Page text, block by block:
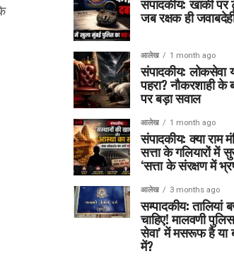
जब रक्षक ही
आलेख 1 month ago
संपादकीय: लोकसेवा
पहरा? नौकरशाही
पर बड़ा सवाल
आलेख 1 month ago
संपादकीय: क्या राम
सत्ता के गलियारों में
‘सत्ता के संरक्षण में
आलेख 3 months ago
सम्पादकीय: तालियां
चाहिए! मालवणी
सेवा’ में मसरूफ है या
में?